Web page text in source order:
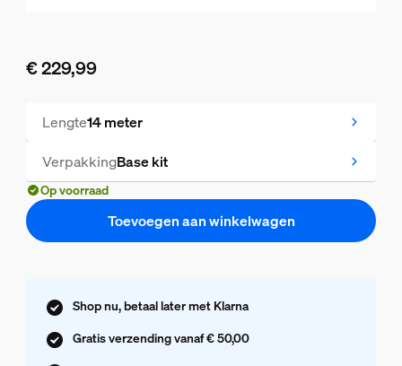
€ 229,99
Lengte14 meter
VerpakkingBase kit
Op voorraad
Toevoegen aan winkelwagen
Shop nu, betaal later met Klarna
Gratis verzending vanaf € 50,00